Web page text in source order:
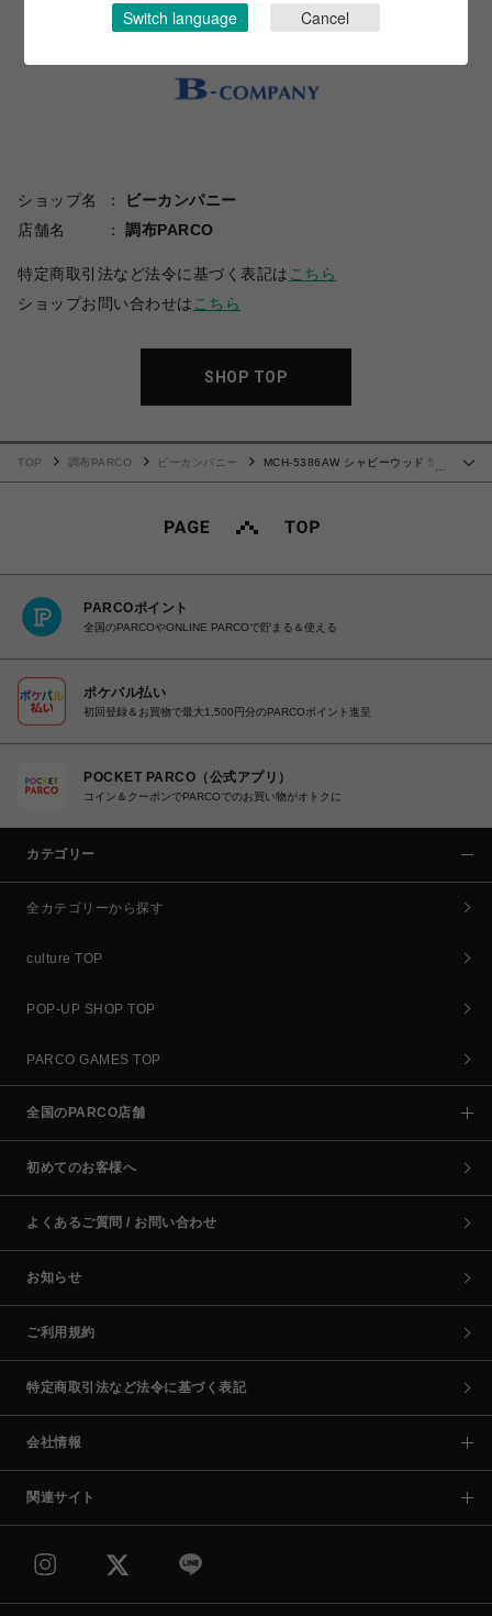
ショップ名
ビーカンパニー
店舗名
調布PARCO
特定商取引法など法令に基づく表記は こちら
ショップお問い合わせは こちら
SHOP TOP
…
TOP 調布PARCO ビーカンパニー
MCH-5386AW シャビーウッド 5D
PARCOポイント
全国のPARCOやONLINE PARCOで貯まる＆使える
ポケパル払い
初回登録＆お買物で最大1,500円分のPARCOポイント進呈
POCKET PARCO（公式アプリ）
コイン＆クーポンでPARCOでのお買い物がオトクに
カテゴリー
全カテゴリーから探す
culture TOP
POP-UP SHOP TOP
PARCO GAMES TOP
全国のPARCO店舗
初めてのお客様へ
よくあるご質問 / お問い合わせ
お知らせ
ご利用規約
特定商取引法など法令に基づく表記
会社情報
関連サイト
Switch language Cancel